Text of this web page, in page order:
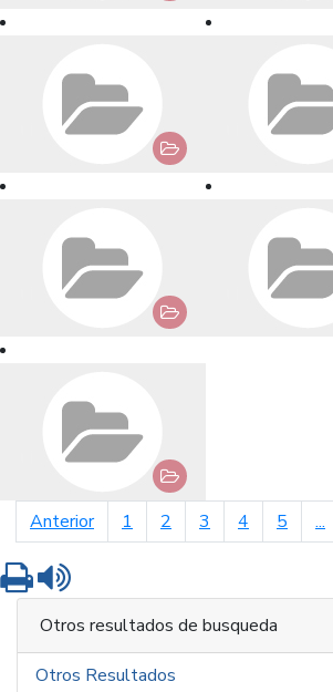
Anteriorpágina anterior
1 2 3 4 5 ...
Imprimir
Otros resultados de busqueda
Otros Resultados